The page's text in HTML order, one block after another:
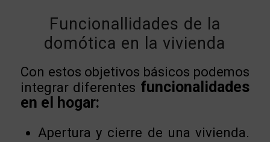
Funcionallidades de la
domótica en la vivienda
Con estos objetivos básicos podemos
integrar diferentes funcionalidades
en el hogar:
Apertura y cierre de una vivienda.